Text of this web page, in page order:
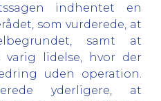
indhentet en
som vurderede, at
samt at
lidelse, hvor der
uden operation.
yderligere, at